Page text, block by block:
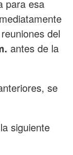
para esa
del
antes de la
se
siguiente